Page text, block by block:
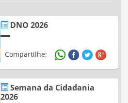
DNO 2026
Compartilhe:
Semana da Cidadania
2026